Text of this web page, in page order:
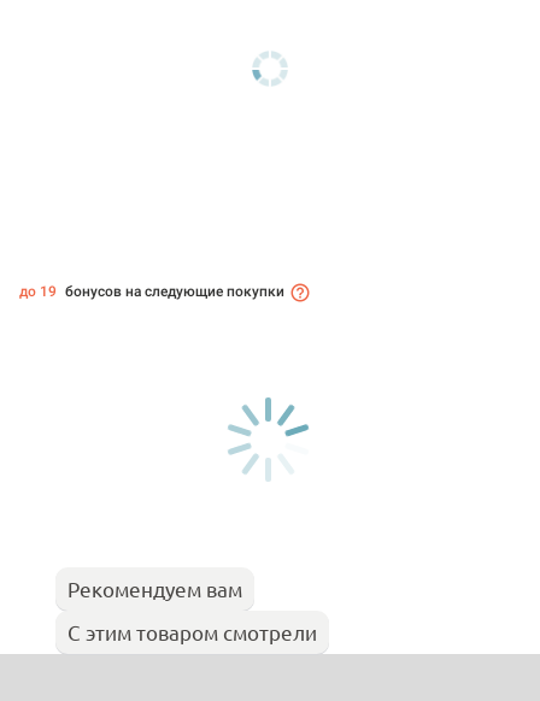
до 19 бонусов на следующие покупки
Рекомендуем вам
С этим товаром смотрели